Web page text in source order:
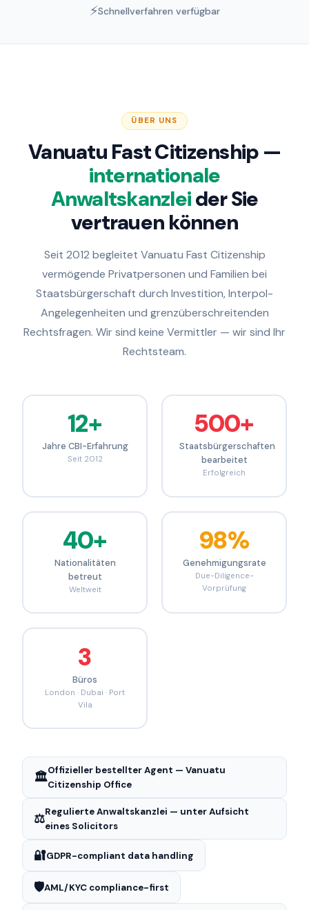
⚡Schnellverfahren verfügbar
ÜBER UNS
Vanuatu Fast Citizenship —
internationale
Anwaltskanzleider Sie
vertrauen können
Seit 2012 begleitet Vanuatu Fast Citizenship
vermögende Privatpersonen und Familien bei
Staatsbürgerschaft durch Investition, Interpol-
Angelegenheiten und grenzüberschreitenden
Rechtsfragen. Wir sind keine Vermittler — wir sind Ihr
Rechtsteam.
12+
Jahre CBI-Erfahrung
Seit 2012
500+
Staatsbürgerschaften
bearbeitet
Erfolgreich
40+
Nationalitäten
betreut
Weltweit
98%
Genehmigungsrate
Due-Diligence-
Vorprüfung
3
Büros
London · Dubai · Port
Vila
🏛️Offizieller bestellter Agent — Vanuatu
Citizenship Office
⚖️Regulierte Anwaltskanzlei — unter Aufsicht
eines Solicitors
🔐GDPR-compliant data handling
🛡️AML/KYC compliance-first